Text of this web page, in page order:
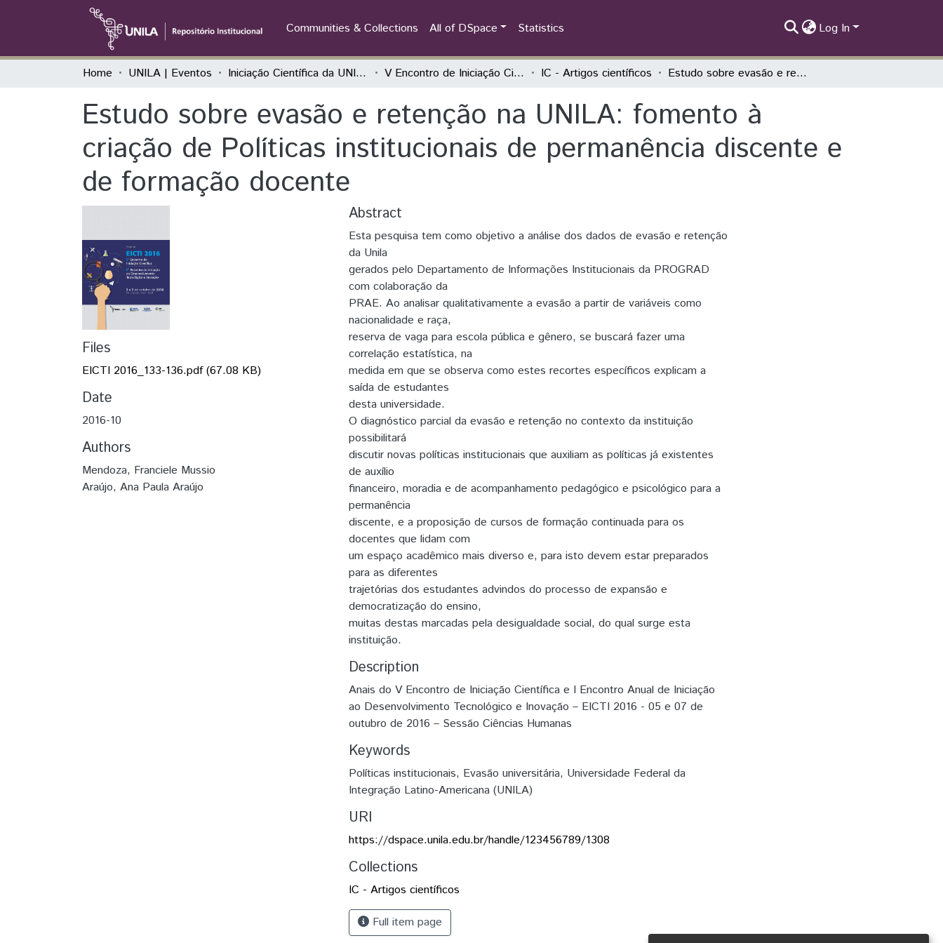
Communities & Collections All of DSpace Statistics Log In
Home UNILA | Eventos Iniciação Científica da UNILA (IC) V Encontro de Iniciação Científica e I Encontro Anual de Iniciação ao Desenvolvimento Tecnológico e Inovação IC - Artigos científicos Estudo sobre evasão e retenção na UNILA: fomento à criação de Políticas institucionais de permanência discente e de formação docente
Estudo sobre evasão e retenção na UNILA: fomento à
criação de Políticas institucionais de permanência discente e
de formação docente
Files
EICTI 2016_133-136.pdf(67.08 KB)
Date
2016-10
Authors
Mendoza, Franciele Mussio
Araújo, Ana Paula Araújo
Abstract
Esta pesquisa tem como objetivo a análise dos dados de evasão e retenção
da Unila
gerados pelo Departamento de Informações Institucionais da PROGRAD
com colaboração da
PRAE. Ao analisar qualitativamente a evasão a partir de variáveis como
nacionalidade e raça,
reserva de vaga para escola pública e gênero, se buscará fazer uma
correlação estatística, na
medida em que se observa como estes recortes específicos explicam a
saída de estudantes
desta universidade.
O diagnóstico parcial da evasão e retenção no contexto da instituição
possibilitará
discutir novas políticas institucionais que auxiliam as políticas já existentes
de auxílio
financeiro, moradia e de acompanhamento pedagógico e psicológico para a
permanência
discente, e a proposição de cursos de formação continuada para os
docentes que lidam com
um espaço acadêmico mais diverso e, para isto devem estar preparados
para as diferentes
trajetórias dos estudantes advindos do processo de expansão e
democratização do ensino,
muitas destas marcadas pela desigualdade social, do qual surge esta
instituição.
Description
Anais do V Encontro de Iniciação Científica e I Encontro Anual de Iniciação
ao Desenvolvimento Tecnológico e Inovação – EICTI 2016 - 05 e 07 de
outubro de 2016 – Sessão Ciências Humanas
Keywords
Políticas institucionais, Evasão universitária, Universidade Federal da
Integração Latino-Americana (UNILA)
URI
https://dspace.unila.edu.br/handle/123456789/1308
Collections
IC - Artigos científicos
Full item page